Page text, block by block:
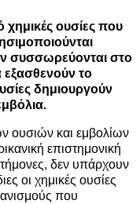
χημικές ουσίες που
συσσωρεύονται στο
εξασθενούν το
δημιουργούν
ουσιών και εμβολίων
επιστημονική
δεν υπάρχουν
οι χημικές ουσίες
που